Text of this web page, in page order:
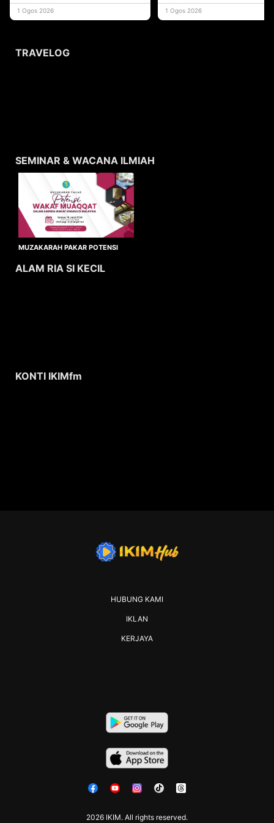
yang memberi ma
1 Ogos 2026
1 Ogos 2026
TRAVELOG
SEMINAR & WACANA ILMIAH
MUZAKARAH PAKAR POTENSI
ALAM RIA SI KECIL
KONTI IKIMfm
2026 IKIM. All rights reserved.
HUBUNG KAMI
IKLAN
KERJAYA